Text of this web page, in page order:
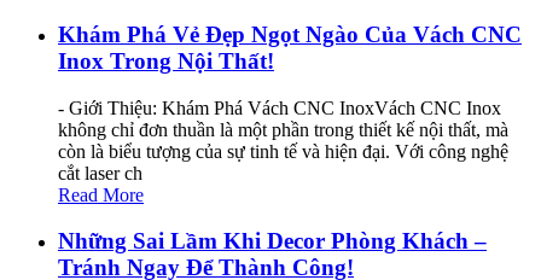
Khám Phá Vẻ Đẹp Ngọt Ngào Của Vách CNC
Inox Trong Nội Thất!
- Giới Thiệu: Khám Phá Vách CNC InoxVách CNC Inox
không chỉ đơn thuần là một phần trong thiết kế nội thất, mà
còn là biểu tượng của sự tinh tế và hiện đại. Với công nghệ
cắt laser ch
Read More
Những Sai Lầm Khi Decor Phòng Khách –
Tránh Ngay Để Thành Công!